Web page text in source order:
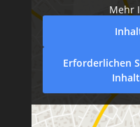
Mehr
Erforderlichen